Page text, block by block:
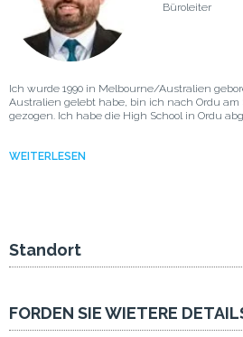
Büroleiter
Ich wurde 1990 in Melbourne/Australien
Australien gelebt habe, bin ich nach Ordu
gezogen. Ich habe die High School in Ordu
WEITERLESEN
Standort
FORDEN SIE WIETERE